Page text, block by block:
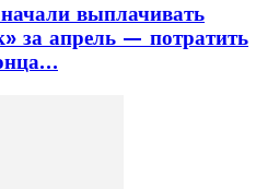
выплачивать
за апрель — потратить